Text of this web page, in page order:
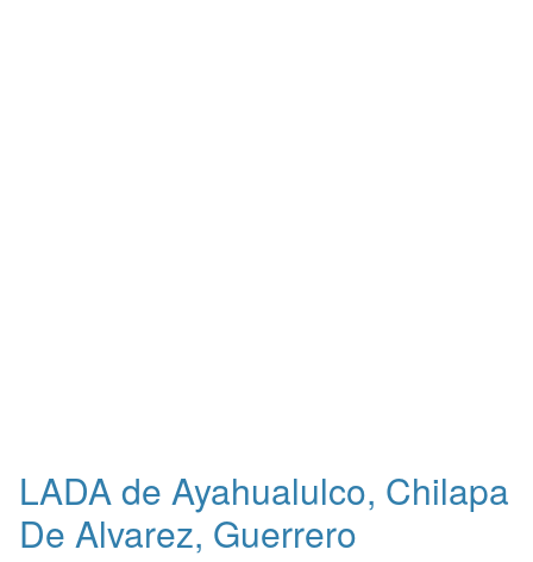
LADA de Ayahualulco, Chilapa
De Alvarez, Guerrero